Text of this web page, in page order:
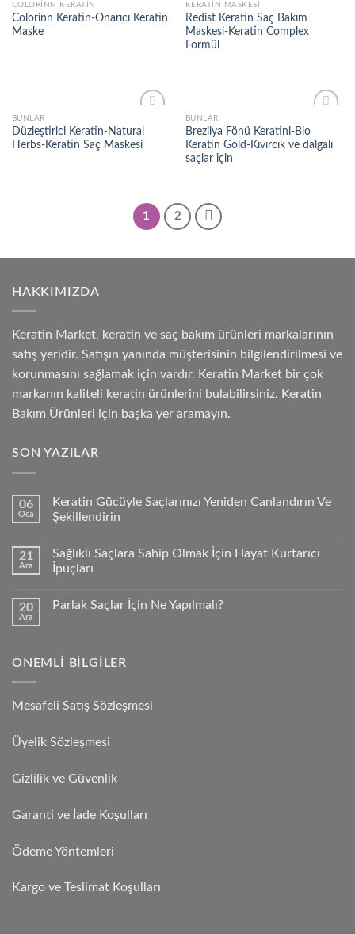
Add to
wishlist
COLORINN KERATIN
Colorinn Keratin-Onarıcı Keratin
Maske
wishlist
KERATIN MASKESI
Redist Keratin Saç Bakım
Maskesi-Keratin Complex
Formül
Add to
wishlist
BUNLAR
Düzleştirici Keratin-Natural
Herbs-Keratin Saç Maskesi
wishlist
BUNLAR
Brezilya Fönü Keratini-Bio
Keratin Gold-Kıvırcık ve dalgalı
saçlar için
1 2
HAKKIMIZDA
Keratin Market, keratin ve saç bakım ürünleri markalarının
satış yeridir. Satışın yanında müşterisinin bilgilendirilmesi ve
korunmasını sağlamak için vardır. Keratin Market bir çok
markanın kaliteli keratin ürünlerini bulabilirsiniz. Keratin
Bakım Ürünleri için başka yer aramayın.
SON YAZILAR
06
Oca
Keratin Gücüyle Saçlarınızı Yeniden Canlandırın Ve
Şekillendirin
21
Ara
Sağlıklı Saçlara Sahip Olmak İçin Hayat Kurtarıcı
İpuçları
20
Ara
Parlak Saçlar İçin Ne Yapılmalı?
ÖNEMLI BILGILER
Mesafeli Satış Sözleşmesi
Üyelik Sözleşmesi
Gizlilik ve Güvenlik
Garanti ve İade Koşulları
Ödeme Yöntemleri
Kargo ve Teslimat Koşulları